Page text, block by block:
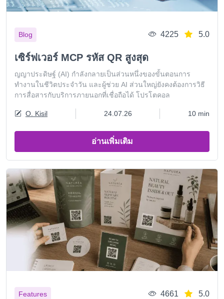
Blog 4225 5.0
เซิร์ฟเวอร์ MCP รหัส QR สูงสุด
ญญาประดิษฐ์ (AI) กำลังกลายเป็นส่วนหนึ่งของขั้นตอนการ
ทำงานในชีวิตประจำวัน และผู้ช่วย AI ส่วนใหญ่ยังคงต้องการวิธี
การสื่อสารกับบริการภายนอกที่เชื่อถือได้ โปรโตคอล
O. Kisil 24.07.26 10 min
อ่านเพิ่มเติม
Features 4661 5.0